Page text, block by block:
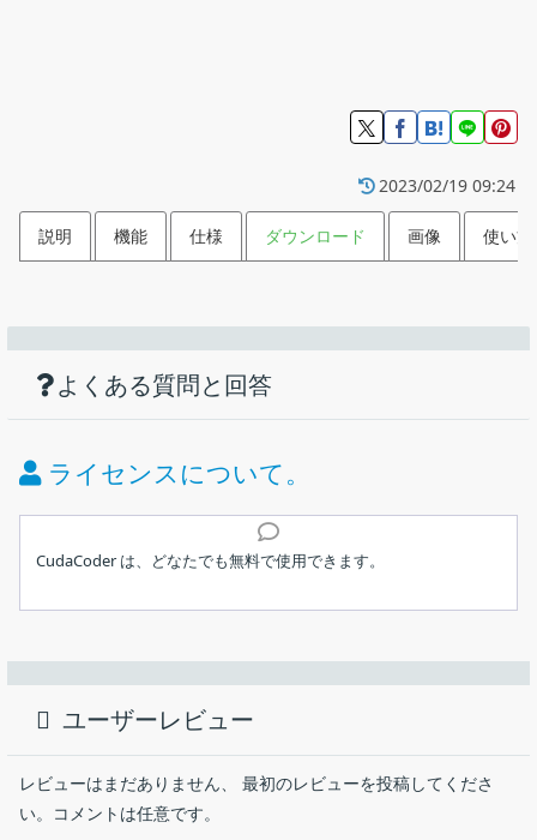
2023/02/19 09:24
説明 機能 仕様 ダウンロード 画像 使い方
NVIDIA ハードウェアエンコーダー NVEnC
の GUI
アファイルをエンコードするために使用されるコマンド ラインツ
ールである NVEncC の Windows GUI アプリケーション。
CudaCoder は、NVIDIA の ハードウェアエンコーダー (NVENC)
の GUI です。
NVEncの GUI として機能します
価格：
メーカー：
使用言語： 英語
最終更新日： 3年前 (2023/02/19)
ダウンロード数：
使い方
インストール
ダウンロードした ZIP ファイルを解凍し、
「CudaCoder.exe」ファイルを実行するとアプリケーション
を起動できます。
よくある質問と回答
ライセンスについて。
CudaCoder は、どなたでも無料で使用できます。
ユーザーレビュー
レビューはまだありません、 最初のレビューを投稿してくださ
い。コメントは任意です。